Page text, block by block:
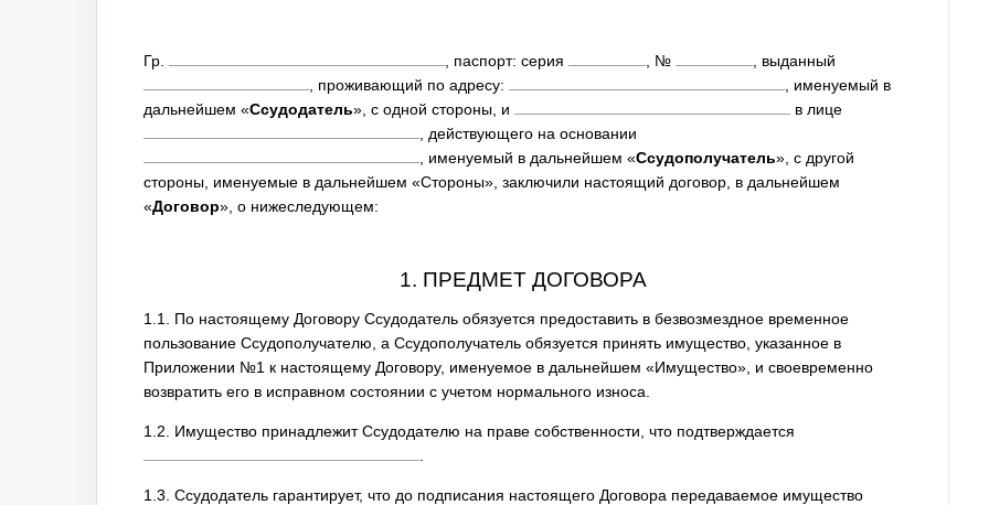
Гр. , паспорт: серия , №
, выданный
, проживающий по адресу:
, именуемый в
дальнейшем «Ссудодатель», с одной стороны, и
в лице
, действующего на основании
, именуемый в дальнейшем «Ссудополучатель», с другой
стороны, именуемые в дальнейшем «Стороны», заключили настоящий договор, в дальнейшем
«Договор», о нижеследующем:
1. ПРЕДМЕТ ДОГОВОРА
1.1. По настоящему Договору Ссудодатель обязуется предоставить в безвозмездное временное
пользование Ссудополучателю, а Ссудополучатель обязуется принять имущество, указанное в
Приложении №1 к настоящему Договору, именуемое в дальнейшем «Имущество», и своевременно
возвратить его в исправном состоянии с учетом нормального износа.
1.2. Имущество принадлежит Ссудодателю на праве собственности, что подтверждается
1.3. Ссудодатель гарантирует, что до подписания настоящего Договора передаваемое имущество